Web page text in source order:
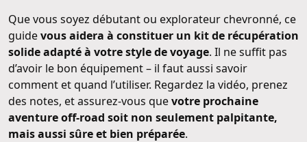
Que vous soyez débutant ou explorateur chevronné, ce
guidevous aidera à constituer un kit de récupération
solide adapté à votre style de voyage. Il ne suffit pas
d’avoir le bon équipement – il faut aussi savoir
comment et quand l’utiliser. Regardez la vidéo, prenez
des notes, et assurez-vous quevotre prochaine
aventure off-road soit non seulement palpitante,
mais aussi sûre et bien préparée.